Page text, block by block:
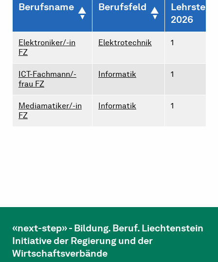
Berufsname Berufsfeld
2026
Elektroniker/-in
FZ
Elektrotechnik 1
ICT-Fachmann/-
frau FZ
Informatik 1
Mediamatiker/-in
FZ
Informatik 1
«next-step» - Bildung. Beruf. Liechtenstein
Initiative der Regierung und der
Wirtschaftsverbände